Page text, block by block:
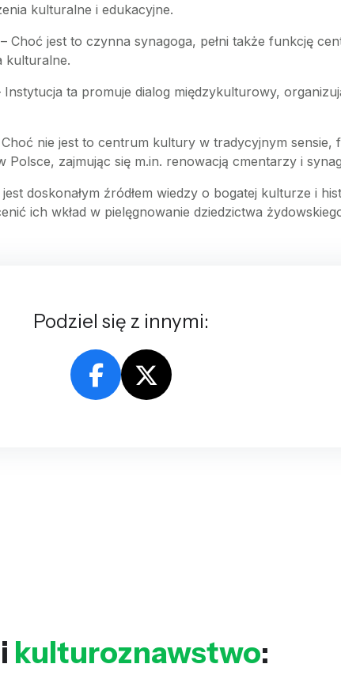
kulturalne i edukacyjne.
– Choć jest to czynna synagoga, pełni także funkcję
kulturalne.
Instytucja ta promuje dialog międzykulturowy,
Choć nie jest to centrum kultury w tradycyjnym
zajmując się m.in. renowacją cmentarzy i
doskonałym źródłem wiedzy o bogatej kulturze i
ich wkład w pielęgnowanie dziedzictwa
Podziel się z innymi:
kulturoznawstwo: